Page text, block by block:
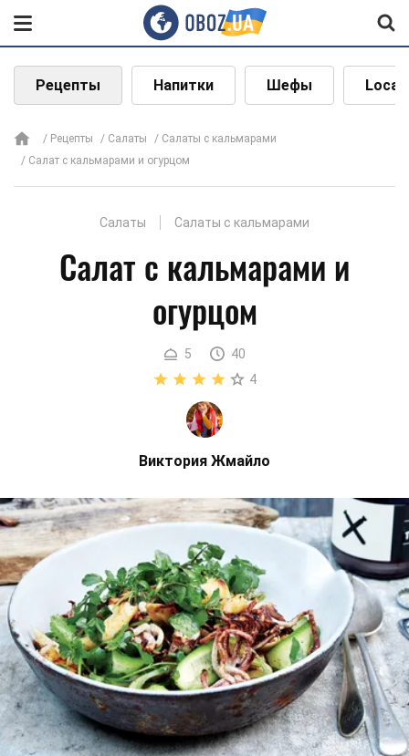
Рецепты Напитки Шефы Local
Рецепты Салаты
Салаты с кальмарами
Салат с кальмарами и огурцом
Салаты Салаты с кальмарами
Салат с кальмарами и
огурцом
5
40
4
Виктория Жмайло